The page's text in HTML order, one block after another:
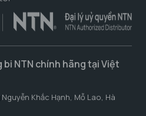
NTN chính hãng tại Việt
Khắc Hạnh, Mỗ Lao, Hà